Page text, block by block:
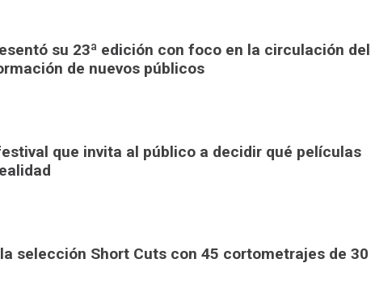
su 23ª edición con foco en la circulación del
de nuevos públicos
que invita al público a decidir qué películas
selección Short Cuts con 45 cortometrajes de 30